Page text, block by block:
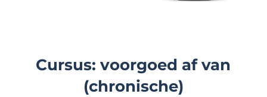
Cursus: voorgoed af van
(chronische)